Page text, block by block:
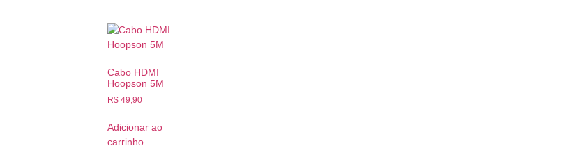
Cabo HDMI
Hoopson 5M
R$ 49,90
Adicionar ao
carrinho